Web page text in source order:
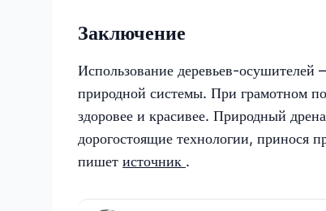
Заключение
Использование деревьев-осушителей
природной системы. При грамотном
здоровее и красивее. Природный
дорогостоящие технологии, принося
пишет источник .